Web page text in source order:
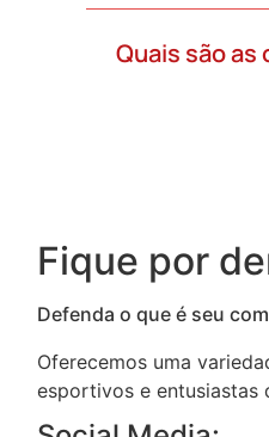
Quais são
Fique por
Defenda o que é seu
Oferecemos uma
esportivos e entusiastas